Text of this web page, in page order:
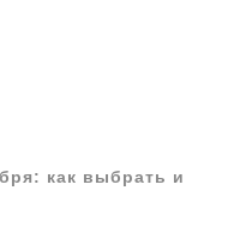
как выбрать и